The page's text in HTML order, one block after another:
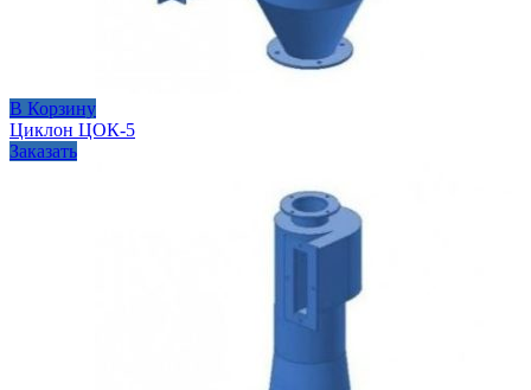
В Корзину
Циклон ЦОК-5
Заказать